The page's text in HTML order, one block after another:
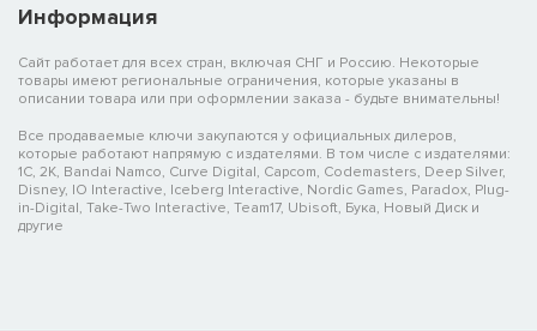
Информация
Сайт работает для всех стран, включая СНГ и Россию. Некоторые
товары имеют региональные ограничения, которые указаны в
описании товара или при оформлении заказа - будьте внимательны!
Все продаваемые ключи закупаются у официальных дилеров,
которые работают напрямую с издателями. В том числе с издателями:
1C, 2K, Bandai Namco, Curve Digital, Capcom, Codemasters, Deep Silver,
Disney, IO Interactive, Iceberg Interactive, Nordic Games, Paradox, Plug-
in-Digital, Take-Two Interactive, Team17, Ubisoft, Бука, Новый Диск и
другие